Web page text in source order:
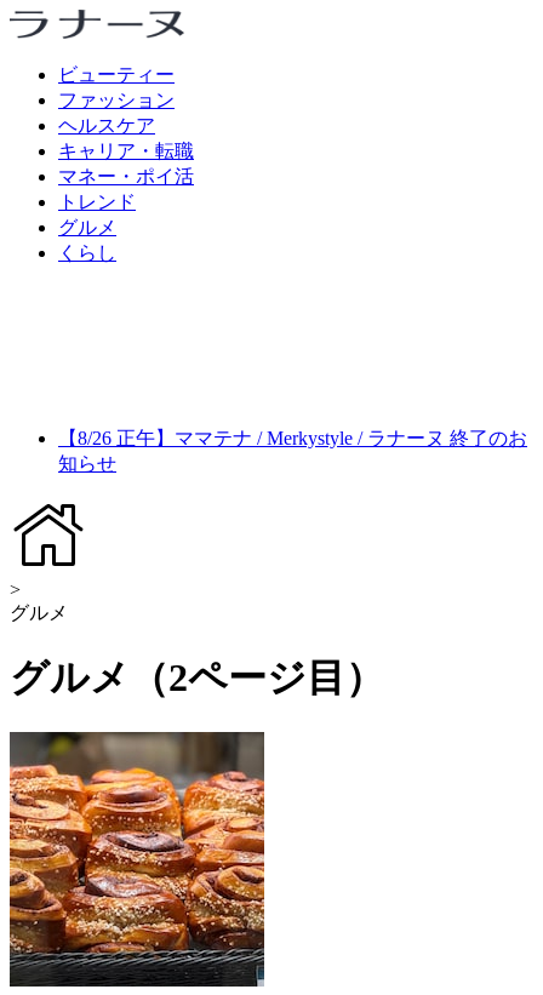
ビューティー
ファッション
ヘルスケア
キャリア・転職
マネー・ポイ活
トレンド
グルメ
くらし
【8/26 正午】ママテナ / Merkystyle / ラナーヌ 終了のお
知らせ
>
グルメ
グルメ（2ページ目）